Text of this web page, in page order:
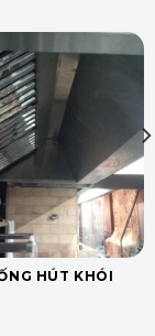
HÚT KHÓI